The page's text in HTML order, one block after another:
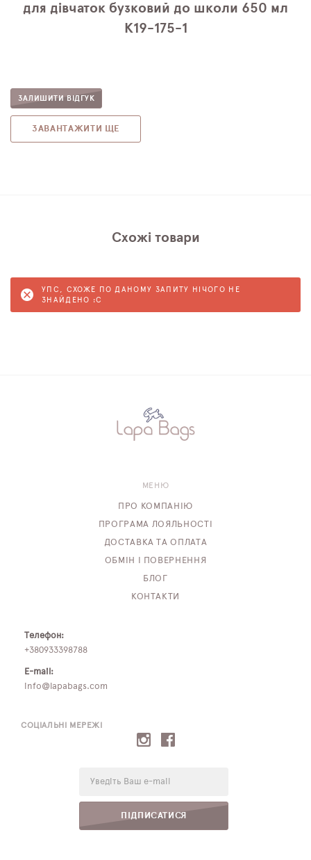
для дівчаток бузковий до школи 650 мл
K19-175-1
ЗАЛИШИТИ ВІДГУК
ЗАВАНТАЖИТИ ЩЕ
Схожі товари
УПС, СХОЖЕ ПО ДАНОМУ ЗАПИТУ НІЧОГО НЕ
ЗНАЙДЕНО :C
СОЦІАЛЬНІ МЕРЕЖІ
ПІДПИСАТИСЯ
МЕНЮ
ПРО КОМПАНІЮ
ПРОГРАМА ЛОЯЛЬНОСТІ
ДОСТАВКА ТА ОПЛАТА
ОБМІН І ПОВЕРНЕННЯ
БЛОГ
КОНТАКТИ
Телефон:
+380933398788
E-mail:
info@lapabags.com